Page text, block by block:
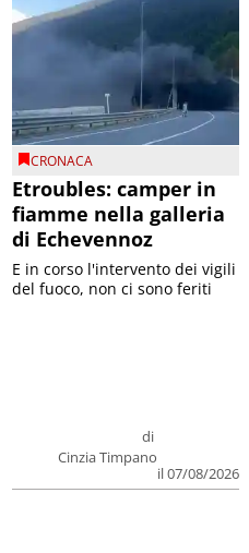
CRONACA
Etroubles: camper in
fiamme nella galleria
di Echevennoz
di
Cinzia Timpano
il 07/08/2026
E in corso l'intervento dei vigili
del fuoco, non ci sono feriti